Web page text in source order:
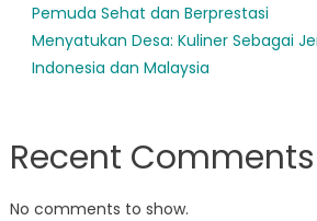
Pemuda Sehat dan Berprestasi
Menyatukan Desa: Kuliner Sebagai
Indonesia dan Malaysia
Recent Comments
No comments to show.